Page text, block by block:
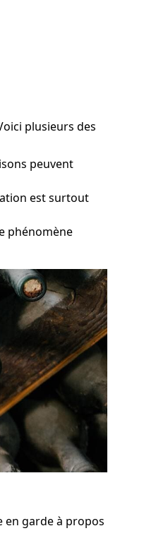
plusieurs des
peuvent
est surtout
phénomène
en garde à propos